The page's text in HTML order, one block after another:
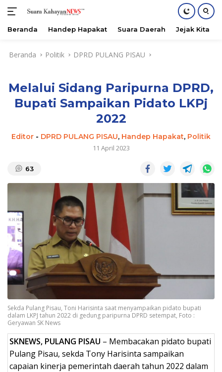
Beranda Handep Hapakat Suara Daerah Jejak Kita
Beranda Politik DPRD PULANG PISAU
Melalui Sidang Paripurna DPRD,
Bupati Sampaikan Pidato LKPj
2022
Editor - DPRD PULANG PISAU, Handep Hapakat, Politik
11 April 2023
63
Sekda Pulang Pisau, Toni Harisinta saat menyampaikan pidato bupati
dalam LKPJ tahun 2022 di gedung paripurna DPRD setempat, Foto :
Geryawan SK News
SKNEWS, PULANG PISAU – Membacakan pidato bupati
Pulang Pisau, sekda Tony Harisinta sampaikan
capaian kinerja pemerintah daerah tahun 2022 dalam